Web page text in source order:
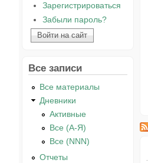
Зарегистрироваться
Забыли пароль?
Все записи
Все материалы
Дневники
Активные
Все (А-Я)
Все (NNN)
Отчеты